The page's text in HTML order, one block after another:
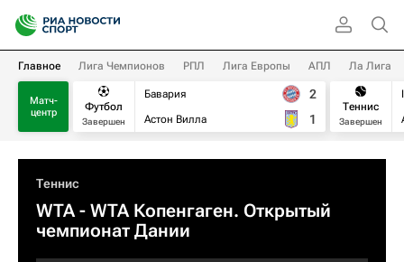
Главное Лига Чемпионов РПЛ Лига Европы АПЛ Ла Лига
Матч-
центр
Футбол
Завершен
Бавария
Астон Вилла
2
1
Теннис
Завершен
Теннис
WTA- WTA Копенгаген. Открытый
чемпионат Дании